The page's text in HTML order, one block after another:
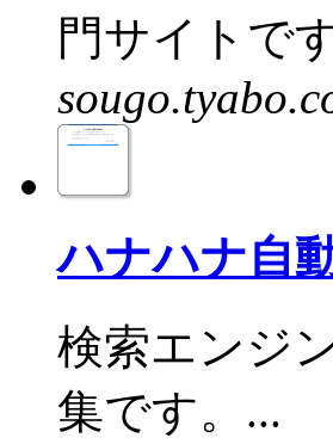
門サイトで
ハナハナ自
検索エンジ
集です。...